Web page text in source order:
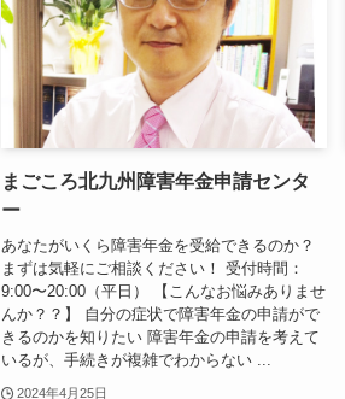
まごころ北九州障害年金申請センタ
ー
あなたがいくら障害年金を受給できるのか？
まずは気軽にご相談ください！ 受付時間：
9:00〜20:00（平日） 【こんなお悩みありませ
んか？？】 自分の症状で障害年金の申請がで
きるのかを知りたい 障害年金の申請を考えて
いるが、手続きが複雑でわからない ...
2024年4月25日